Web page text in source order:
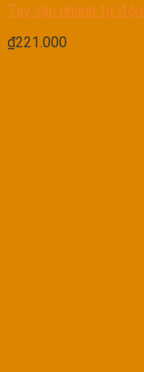
Tay vặn nhanh tự
₫221.000